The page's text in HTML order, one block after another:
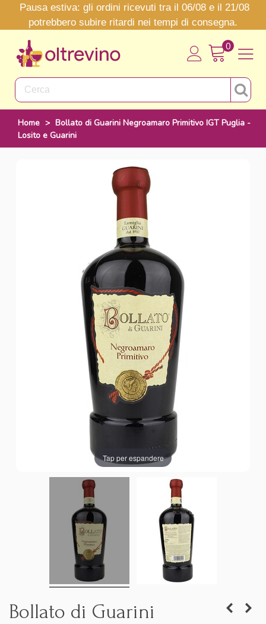
Pausa estiva: gli ordini ricevuti tra il 06/08 e il 21/08
potrebbero subire ritardi nei tempi di consegna.
0
Home > Bollato di Guarini Negroamaro Primitivo IGT Puglia -
Losito e Guarini
Tap per espandere
Bollato di Guarini